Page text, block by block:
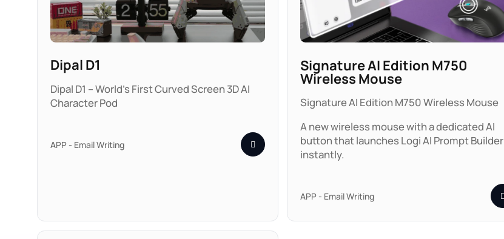
Dipal D1
Dipal D1 – World's First Curved Screen 3D AI
Character Pod
APP - Email Writing
Signature AI Edition M750
Wireless Mouse
Signature AI Edition M750 Wireless Mouse
A new wireless mouse with a dedicated AI
button that launches Logi AI Prompt Builder
instantly.
APP - Email Writing